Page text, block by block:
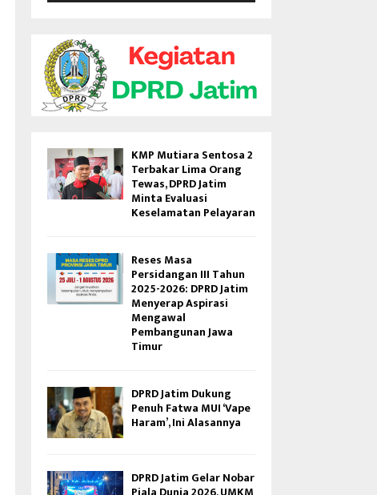
e
o
KMP Mutiara Sentosa 2
Terbakar Lima Orang
Tewas, DPRD Jatim
Minta Evaluasi
Keselamatan Pelayaran
Reses Masa
Persidangan III Tahun
2025-2026: DPRD Jatim
Menyerap Aspirasi
Mengawal
Pembangunan Jawa
Timur
DPRD Jatim Dukung
Penuh Fatwa MUI ‘Vape
Haram’, Ini Alasannya
DPRD Jatim Gelar Nobar